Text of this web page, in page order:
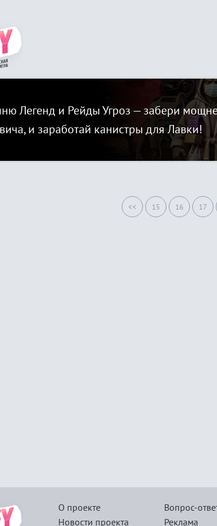
Легенд и Рейды Угроз — забери
и заработай канистры для Лавки!
<< 15 16 17
О проекте
Новости проекта
Вопрос-
Реклама